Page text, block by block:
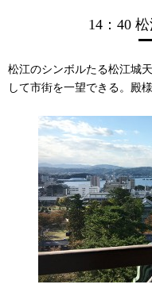
14：40
松江のシンボルたる松江城
して市街を一望できる。殿